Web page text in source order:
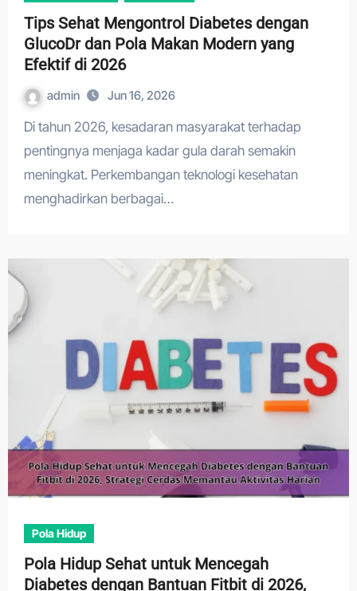
Tips Sehat Mengontrol Diabetes dengan
GlucoDr dan Pola Makan Modern yang
Efektif di 2026
admin Jun 16, 2026
Di tahun 2026, kesadaran masyarakat terhadap
pentingnya menjaga kadar gula darah semakin
meningkat. Perkembangan teknologi kesehatan
menghadirkan berbagai…
Pola Hidup
Pola Hidup Sehat untuk Mencegah
Diabetes dengan Bantuan Fitbit di 2026,